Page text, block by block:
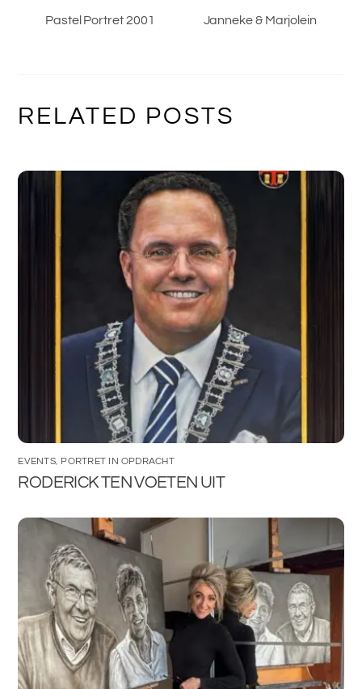
Pastel Portret 2001 Janneke & Marjolein
RELATED POSTS
EVENTS, PORTRET IN OPDRACHT
RODERICK TEN VOETEN UIT